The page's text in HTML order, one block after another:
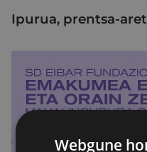
Ipurua, prentsa-
Webgune